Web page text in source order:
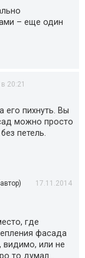
– еще один
20:21
его пихнуть. Вы
можно просто
петель.
17.11.2014
где
фасада
видимо, или не
то думал…